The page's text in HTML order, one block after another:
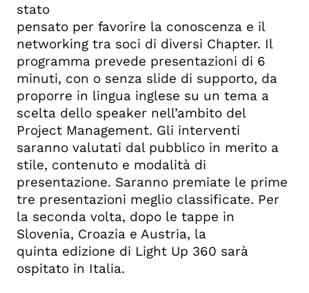
stato
pensato per favorire la conoscenza e il
networking tra soci di diversi Chapter. Il
programma prevede presentazioni di 6
minuti, con o senza slide di supporto, da
proporre in lingua inglese su un tema a
scelta dello speaker nell’ambito del
Project Management. Gli interventi
saranno valutati dal pubblico in merito a
stile, contenuto e modalità di
presentazione. Saranno premiate le prime
tre presentazioni meglio classificate. Per
la seconda volta, dopo le tappe in
Slovenia, Croazia e Austria, la
quinta edizione di Light Up 360 sarà
ospitato in Italia.